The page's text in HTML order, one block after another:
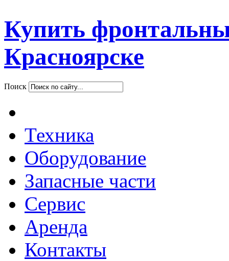
Купить
Красноярске
Поиск
Техника
Оборудование
Запасные части
Сервис
Аренда
Контакты